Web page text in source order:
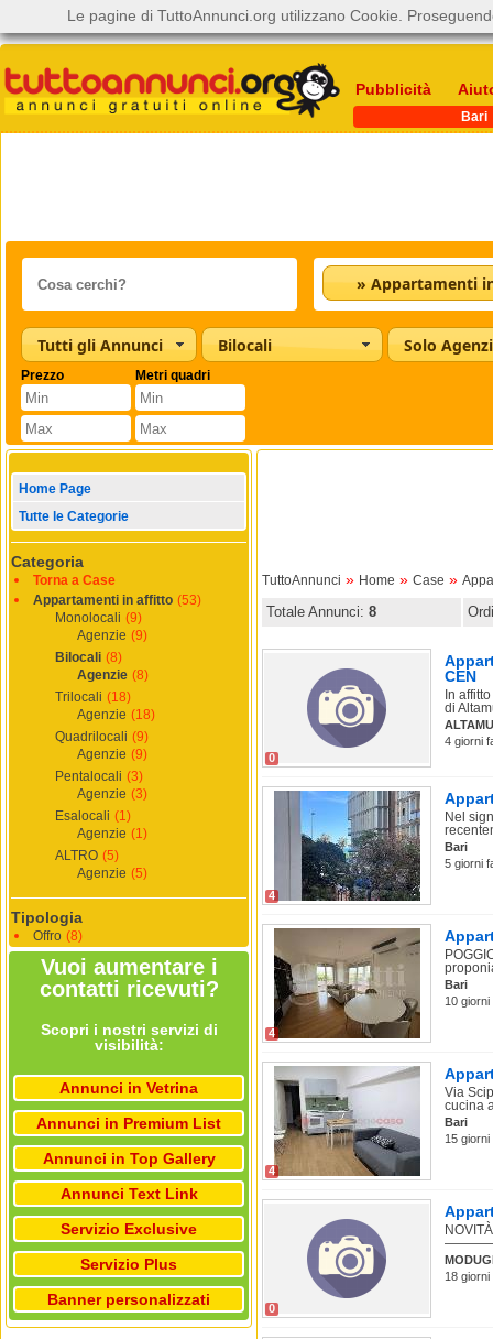
Pubblicità
Bari
Tutti gli Annunci Bilocali Solo
Prezzo Metri quadri
Home Page
Tutte le Categorie
Categoria
Torna a Case
Appartamenti in affitto (53)
Monolocali (9)
Agenzie (9)
Bilocali (8)
Agenzie (8)
Trilocali (18)
Agenzie (18)
Quadrilocali (9)
Agenzie (9)
Pentalocali (3)
Agenzie (3)
Esalocali (1)
Agenzie (1)
ALTRO (5)
Agenzie (5)
Tipologia
Offro (8)
Vuoi aumentare i
contatti ricevuti?
Scopri i nostri servizi di
visibilità:
Annunci in Vetrina
Annunci in Premium List
Annunci in Top Gallery
Annunci Text Link
Servizio Exclusive
Servizio Plus
Banner personalizzati
TuttoAnnunci » Home » Case »
Totale Annunci: 8
0
CEN
In
di
4 giorni
4
Nel
Bari
5 giorni
4
Bari
10
4
Via
cucina
Bari
15
0
18
Le pagine di TuttoAnnunci.org utilizzano Cookie.